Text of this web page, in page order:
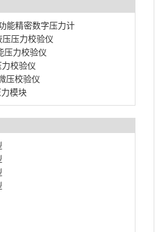
能精密数字压力计
压压力校验仪
压力校验仪
校验仪
压校验仪
模块